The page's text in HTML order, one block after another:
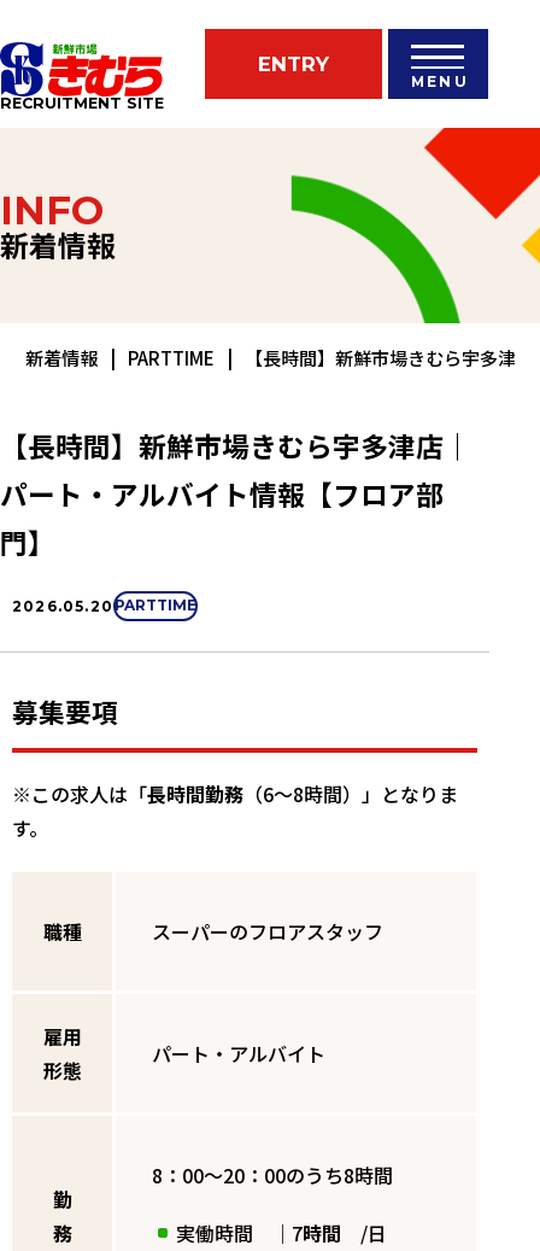
RECRUITMENT SITE
ENTRY
MENU
INFO
新着情報
新着情報 PARTTIME 【長時間】新鮮市場きむら宇多津
【長時間】新鮮市場きむら宇多津店｜
パート・アルバイト情報【フロア部
門】
2026.05.20 PARTTIME
募集要項
※この求人は「長時間勤務 （6～8時間）」となりま
す。
職種 スーパーのフロアスタッフ
雇用
形態
パート・アルバイト
勤
務
8：00～20：00のうち8時間
実働時間 ｜7時間 /日